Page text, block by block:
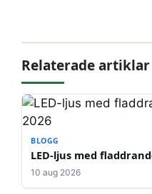
Relaterade artiklar
BLOGG
LED-ljus med
10 aug 2026